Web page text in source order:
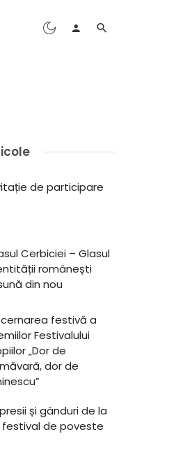
de participare
Cerbiciei – Glasul
românești
din nou
festivă a
Festivalului
„Dor de
dor de
și gânduri de la
festival de poveste